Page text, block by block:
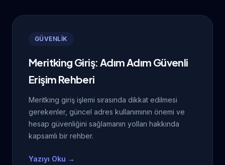
GÜVENLİK
Meritking Giriş: Adım Adım Güvenli
Erişim Rehberi
Meritking giriş işlemi sırasında dikkat edilmesi
gerekenler, güncel adres kullanımının önemi ve
hesap güvenliğini sağlamanın yolları hakkında
kapsamlı bir rehber.
Yazıyı Oku →